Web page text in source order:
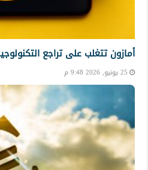
أمازون تتغلب على تراجع
25 يونيو, 2026 9:48 م